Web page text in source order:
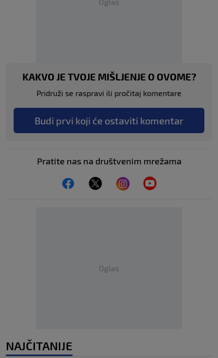
KAKVO JE TVOJE MIŠLJENJE O OVOME?
Pridruži se raspravi ili pročitaj komentare
Budi prvi koji će ostaviti komentar
Pratite nas na društvenim mrežama
Oglas
NAJČITANIJE